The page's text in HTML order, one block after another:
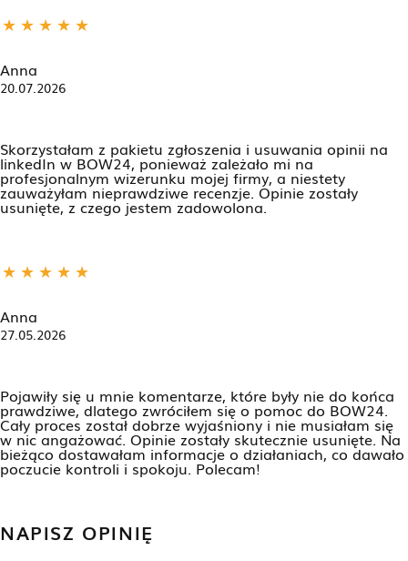
Anna
20.07.2026
Skorzystałam z pakietu zgłoszenia i usuwania opinii na
linkedIn w BOW24, ponieważ zależało mi na
profesjonalnym wizerunku mojej firmy, a niestety
zauważyłam nieprawdziwe recenzje. Opinie zostały
usunięte, z czego jestem zadowolona.
Anna
27.05.2026
Pojawiły się u mnie komentarze, które były nie do końca
prawdziwe, dlatego zwróciłem się o pomoc do BOW24.
Cały proces został dobrze wyjaśniony i nie musiałam się
w nic angażować. Opinie zostały skutecznie usunięte. Na
bieżąco dostawałam informacje o działaniach, co dawało
poczucie kontroli i spokoju. Polecam!
NAPISZ OPINIĘ